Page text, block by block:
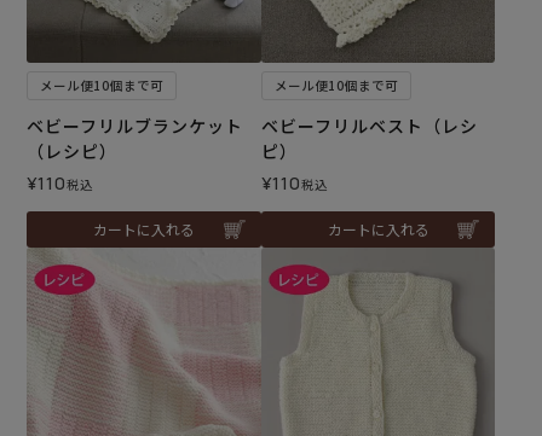
メール便10個まで可
ベビーフリルブランケット
（レシピ）
¥110税込
カートに入れる
メール便10個まで可
ベビーフリルベスト（レシ
ピ）
¥110税込
カートに入れる